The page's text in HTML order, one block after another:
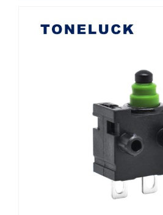
Công tắc micro siêu
nước tạm